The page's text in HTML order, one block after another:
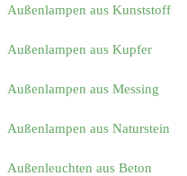
Außenlampen aus Kunststoff
Außenlampen aus Kupfer
Außenlampen aus Messing
Außenlampen aus Naturstein
Außenleuchten aus Beton